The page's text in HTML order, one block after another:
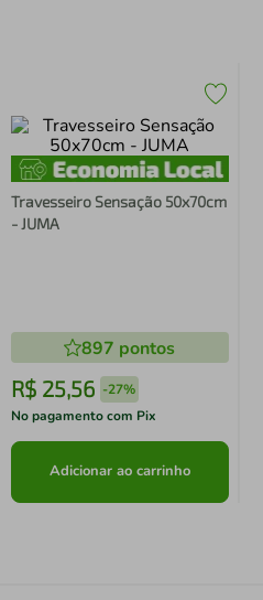
Travesseiro Sensação 50x70cm
- JUMA
897 pontos
R$ 25,56 -27%
No pagamento com Pix
Adicionar ao carrinho